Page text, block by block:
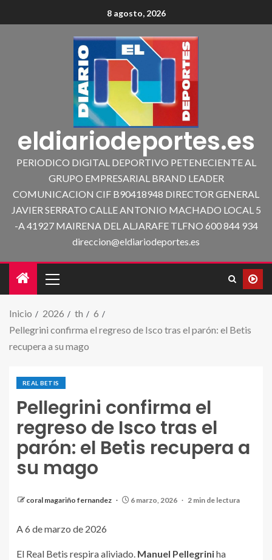
8 agosto, 2026
eldiariodeportes.es
PERIODICO DIGITAL DEPORTIVO PETENECIENTE AL
GRUPO EMPRESARIAL BRAND LEADER
COMUNICACION CIF B90418948 DIRECTOR GENERAL
JAVIER SERRATO CALLE ANTONIO MACHADO LOCAL 5
-A 41927 MAIRENA DEL ALJARAFE TLFNO 600 844 934
direccion@eldiariodeportes.es
Inicio 2026 th
6
Pellegrini confirma el regreso de Isco tras el parón: el Betis
recupera a su mago
REAL BETIS
Pellegrini confirma el
regreso de Isco tras el
parón: el Betis recupera a
su mago
coral magariño fernandez 6 marzo, 2026 2 min de lectura
A 6 de marzo de 2026
El Real Betis respira aliviado. Manuel Pellegriniha